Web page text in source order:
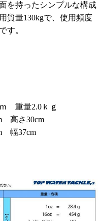
を持ったシンプルな構成
質量130kgで、使用頻度
す。
ｍ 重量2.0ｋｇ
高さ30cm
幅37cm